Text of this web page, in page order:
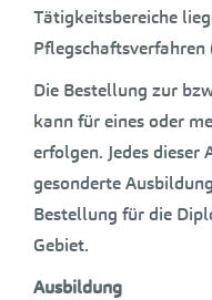
Tätigkeitsbereiche
Pflegschaftsverfahren
Die Bestellung zur
kann für eines oder
erfolgen. Jedes
gesonderte
Bestellung für die
Gebiet.
Ausbildung